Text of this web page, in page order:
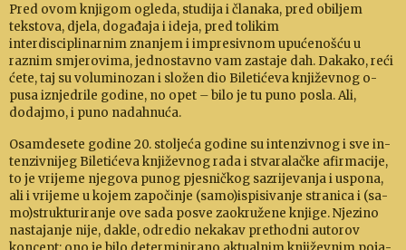
Pred ovom knjigom ogleda, studija i članaka, pred obiljem
tekstova, djela, događaja i ideja, pred tolikim
interdisciplinarnim zna­njem i impresivnom upućenošću u
raznim smjerovima, jednostavno vam zastaje dah. Dakako, reći
ćete, taj su voluminozan i složen dio Bileti­ćeva književnog o­
pusa iznjedrile godine, no opet –bilo je tu puno posla. Ali,
dodajmo, i puno nadahnuća.
Osamdesete godine 20. stoljeća godine su intenziv­nog i sve in­
tenzivnijeg Bile­tićeva književnog rada i stva­ralačke afir­macije,
to je vrijeme njegova punog pjesničkog sazrijevanja i uspona,
ali i vrijeme u kojem započinje (samo)is­pi­sivanje stranica i (sa­
mo)­strukturi­ranje ove sada posve zaokružene knjige. Njezino
nastaja­nje nije, dakle, odredio nekakav prethodni autorov